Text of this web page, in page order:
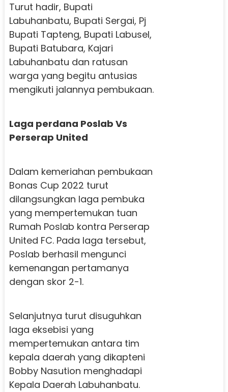
Turut hadir, Bupati
Labuhanbatu, Bupati Sergai, Pj
Bupati Tapteng, Bupati Labusel,
Bupati Batubara, Kajari
Labuhanbatu dan ratusan
warga yang begitu antusias
mengikuti jalannya pembukaan.
Laga perdana Poslab Vs
Perserap United
Dalam kemeriahan pembukaan
Bonas Cup 2022 turut
dilangsungkan laga pembuka
yang mempertemukan tuan
Rumah Poslab kontra Perserap
United FC. Pada laga tersebut,
Poslab berhasil mengunci
kemenangan pertamanya
dengan skor 2-1.
Selanjutnya turut disuguhkan
laga eksebisi yang
mempertemukan antara tim
kepala daerah yang dikapteni
Bobby Nasution menghadapi
Kepala Daerah Labuhanbatu.